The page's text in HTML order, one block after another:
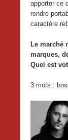
apporter ce
rendre
caractère
Le marché
marques,
Quel est
3 mots :